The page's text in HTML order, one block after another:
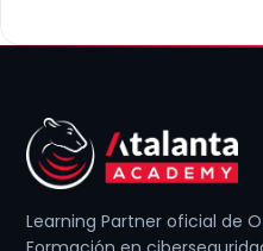
Learning Partner oficial de